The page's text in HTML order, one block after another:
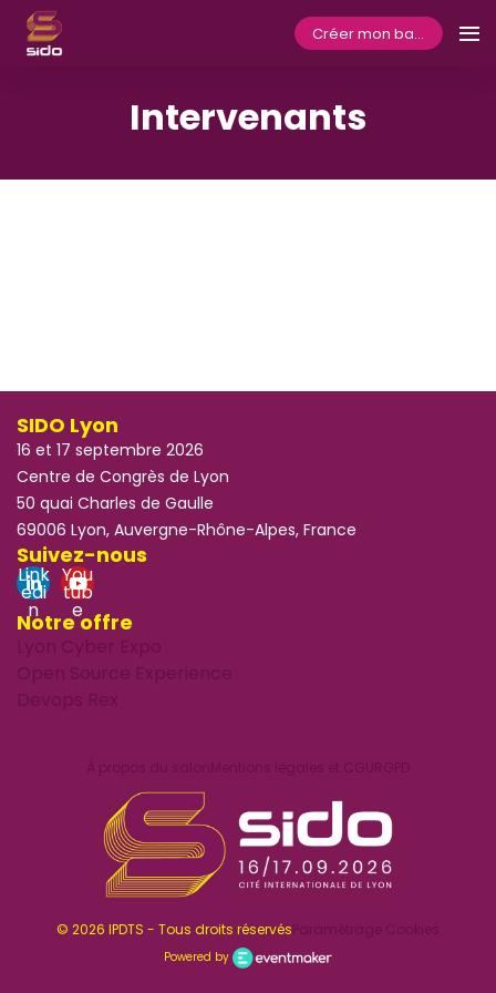
Créer mon badge
Intervenants
SIDO Lyon
16 et 17 septembre 2026
Centre de Congrès de Lyon
50 quai Charles de Gaulle
69006 Lyon, Auvergne-Rhône-Alpes, France
Suivez-nous
Link
edi
n
You
tub
e
Notre offre
Lyon Cyber Expo
Open Source Experience
Devops Rex
À propos du salonMentions légales et CGURGPD
© 2026 IPDTS - Tous droits réservésParamétrage Cookies
Powered by